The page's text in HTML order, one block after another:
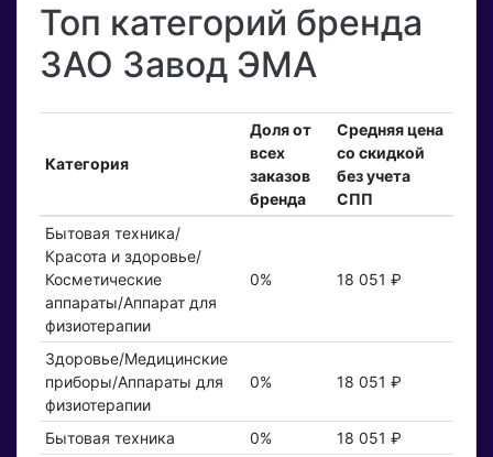
Топ категорий бренда
ЗАО Завод ЭМА
Категория
Доля от
всех
заказов
бренда
Средняя цена
со скидкой
без учета
СПП
Бытовая техника/
Красота и здоровье/
Косметические
аппараты/Аппарат для
физиотерапии
0% 18 051 ₽
Здоровье/Медицинские
приборы/Аппараты для
физиотерапии
0% 18 051 ₽
Бытовая техника 0%
18 051 ₽